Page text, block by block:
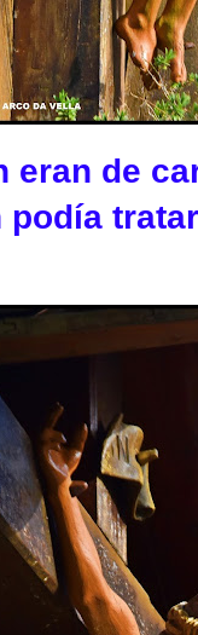
de
podía